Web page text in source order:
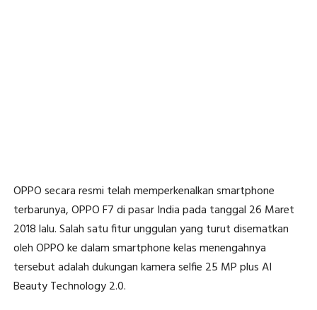
OPPO secara resmi telah memperkenalkan smartphone
terbarunya, OPPO F7 di pasar India pada tanggal 26 Maret
2018 lalu. Salah satu fitur unggulan yang turut disematkan
oleh OPPO ke dalam smartphone kelas menengahnya
tersebut adalah dukungan kamera selfie 25 MP plus AI
Beauty Technology 2.0.